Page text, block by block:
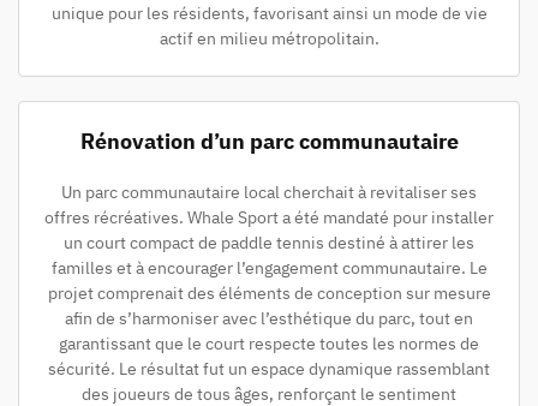
unique pour les résidents, favorisant ainsi un mode de vie
actif en milieu métropolitain.
Rénovation d’un parc communautaire
Un parc communautaire local cherchait à revitaliser ses
offres récréatives. Whale Sport a été mandaté pour installer
un court compact de paddle tennis destiné à attirer les
familles et à encourager l’engagement communautaire. Le
projet comprenait des éléments de conception sur mesure
afin de s’harmoniser avec l’esthétique du parc, tout en
garantissant que le court respecte toutes les normes de
sécurité. Le résultat fut un espace dynamique rassemblant
des joueurs de tous âges, renforçant le sentiment